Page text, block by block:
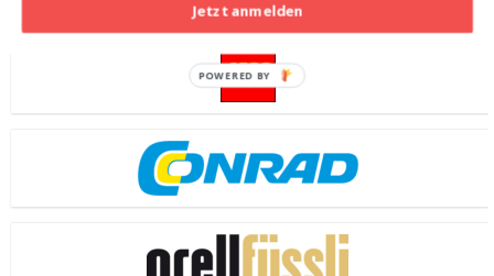
Jetzt anmelden
POWERED BY